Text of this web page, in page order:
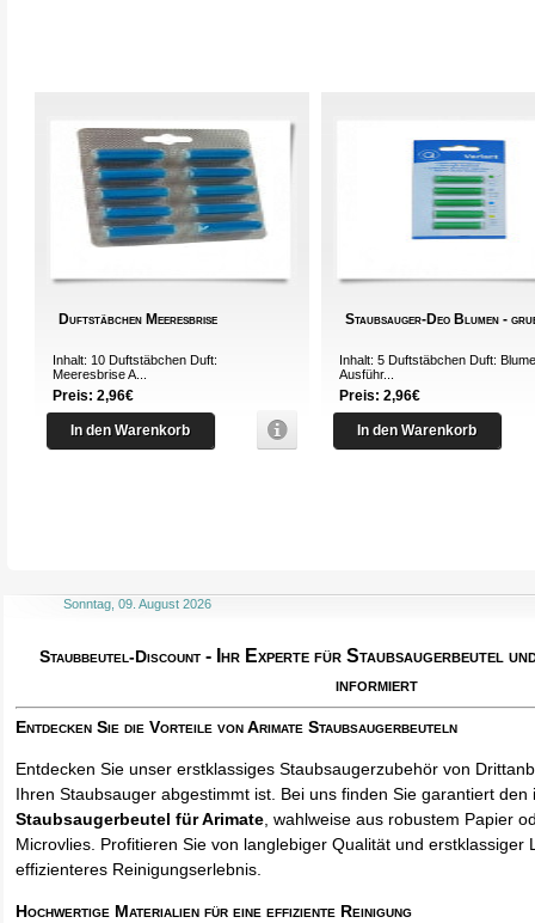
Duftstäbchen Meeresbrise
Inhalt: 10 Duftstäbchen Duft:
Meeresbrise A...
Preis: 2,96€
In den Warenkorb
Staubsauger-Deo Blumen -
Inhalt: 5 Duftstäbchen Duft:
Ausführ...
Preis: 2,96€
In den Warenkorb
Sonntag, 09. August 2026
Staubbeutel-Discount - Ihr Experte für Staubsaugerbeutel
informiert
Entdecken Sie die Vorteile von Arimate Staubsaugerbeuteln
Entdecken Sie unser erstklassiges Staubsaugerzubehör von
Ihren Staubsauger abgestimmt ist. Bei uns finden Sie garantiert den
Staubsaugerbeutel für Arimate, wahlweise aus robustem Papier
Microvlies. Profitieren Sie von langlebiger Qualität und erstklassiger
effizienteres Reinigungserlebnis.
Hochwertige Materialien für eine effiziente Reinigung